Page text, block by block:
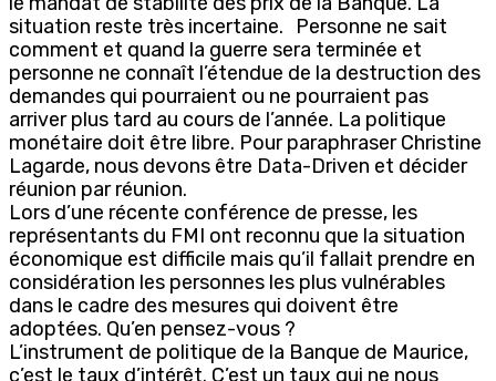
situation reste très incertaine. Personne ne sait
comment et quand la guerre sera terminée et
personne ne connaît l’étendue de la destruction des
demandes qui pourraient ou ne pourraient pas
arriver plus tard au cours de l’année. La politique
monétaire doit être libre. Pour paraphraser Christine
Lagarde, nous devons être Data-Driven et décider
réunion par réunion.
Lors d’une récente conférence de presse, les
représentants du FMI ont reconnu que la situation
économique est difficile mais qu’il fallait prendre en
considération les personnes les plus vulnérables
dans le cadre des mesures qui doivent être
adoptées. Qu’en pensez-vous ?
L’instrument de politique de la Banque de Maurice,
c’est le taux d’intérêt. C’est un taux qui ne nous